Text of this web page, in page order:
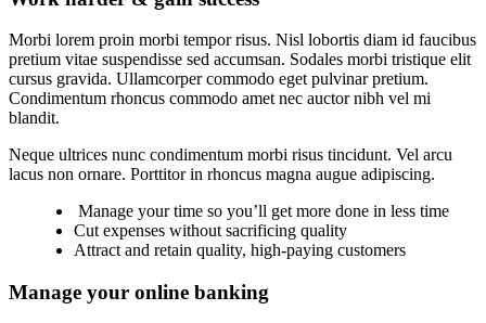
Morbi lorem proin morbi tempor risus. Nisl lobortis diam id faucibus
pretium vitae suspendisse sed accumsan. Sodales morbi tristique elit
cursus gravida. Ullamcorper commodo eget pulvinar pretium.
Condimentum rhoncus commodo amet nec auctor nibh vel mi
blandit.
Neque ultrices nunc condimentum morbi risus tincidunt. Vel arcu
lacus non ornare. Porttitor in rhoncus magna augue adipiscing.
Manage your time so you’ll get more done in less time
Cut expenses without sacrificing quality
Attract and retain quality, high-paying customers
Manage your online banking